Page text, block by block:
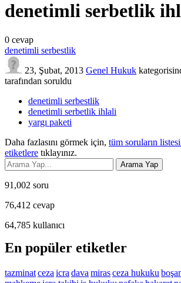
denetimli serbetlik
0 cevap
denetimli serbestlik
23, Şubat, 2013 Genel Hukuk
tarafından soruldu
denetimli serbestlik
denetimli serbetlik ihlali
yargı paketi
Daha fazlasını görmek için, tüm soruların
etiketlere tıklayınız.
91,002 soru
76,412 cevap
64,785 kullanıcı
En popüler etiketler
tazminatceza icra dava mirasceza hukuku